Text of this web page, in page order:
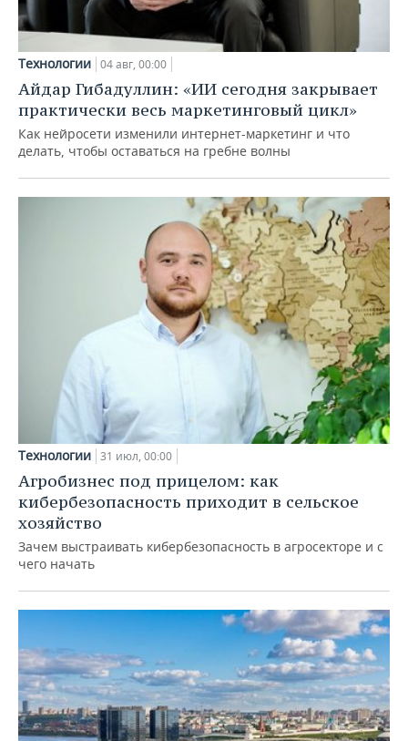
Технологии 04 авг, 00:00
Айдар Гибадуллин: «ИИ сегодня закрывает
практически весь маркетинговый цикл»
Как нейросети изменили интернет-маркетинг и что
делать, чтобы оставаться на гребне волны
Технологии 31 июл, 00:00
Агробизнес под прицелом: как
кибербезопасность приходит в сельское
хозяйство
Зачем выстраивать кибербезопасность в агросекторе и с
чего начать